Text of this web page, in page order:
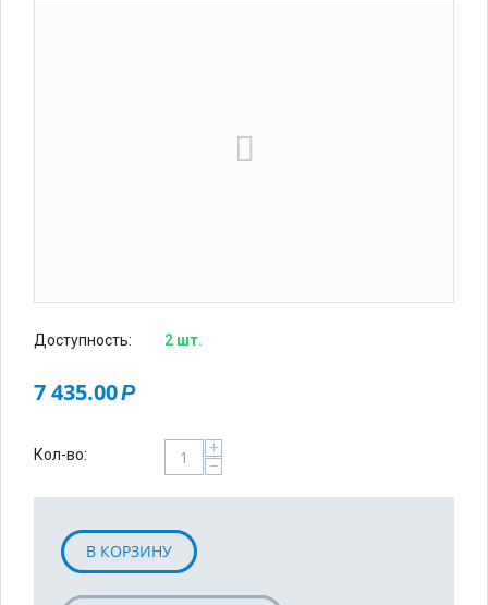
Доступность: 2 шт.
7 435.00Р
Кол-во: +
−
В КОРЗИНУ